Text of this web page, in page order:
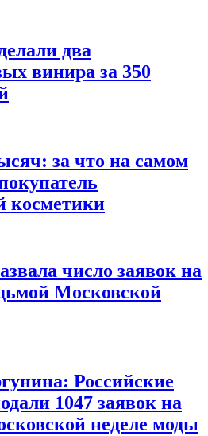
два
винира за 350
за что на самом
косметики
число заявок на
Московской
Российские
1047 заявок на
неделе моды